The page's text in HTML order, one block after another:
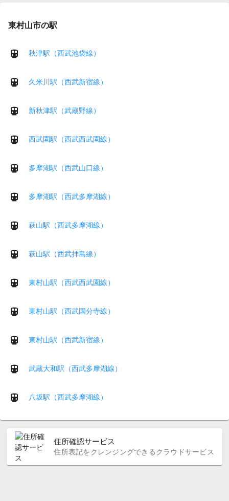
東村山市の駅
秋津駅（西武池袋線）
久米川駅（西武新宿線）
新秋津駅（武蔵野線）
西武園駅（西武西武園線）
多摩湖駅（西武山口線）
多摩湖駅（西武多摩湖線）
萩山駅（西武多摩湖線）
萩山駅（西武拝島線）
東村山駅（西武西武園線）
東村山駅（西武国分寺線）
東村山駅（西武新宿線）
武蔵大和駅（西武多摩湖線）
八坂駅（西武多摩湖線）
住所確認サービス
住所表記をクレンジングできるクラウドサービス